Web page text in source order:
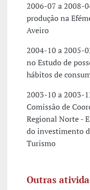
2006-07 a 2008-
produção na
Aveiro
2004-10 a 2005-
no Estudo de
hábitos de
2003-10 a 2003-
Comissão de
Regional Norte -
do investimento
Turismo
Outras